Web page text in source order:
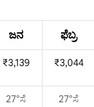
ಜನ ಫೆಬ್ರ
₹3,139 ₹3,044
27°ಸೆ 27°ಸೆ